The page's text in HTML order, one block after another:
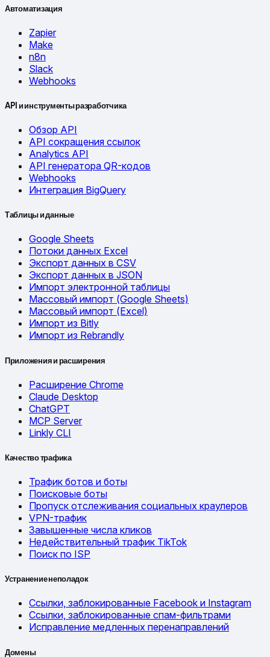
Автоматизация
Zapier
Make
n8n
Slack
Webhooks
API и инструменты разработчика
Обзор API
API сокращения ссылок
Analytics API
API генератора QR-кодов
Webhooks
Интеграция BigQuery
Таблицы и данные
Google Sheets
Потоки данных Excel
Экспорт данных в CSV
Экспорт данных в JSON
Импорт электронной таблицы
Массовый импорт (Google Sheets)
Массовый импорт (Excel)
Импорт из Bitly
Импорт из Rebrandly
Приложения и расширения
Расширение Chrome
Claude Desktop
ChatGPT
MCP Server
Linkly CLI
Качество трафика
Трафик ботов и боты
Поисковые боты
Пропуск отслеживания социальных краулеров
VPN-трафик
Завышенные числа кликов
Недействительный трафик TikTok
Поиск по ISP
Устранение неполадок
Ссылки, заблокированные Facebook и Instagram
Ссылки, заблокированные спам-фильтрами
Исправление медленных перенаправлений
Домены